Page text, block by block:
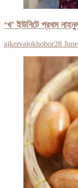
‘খ’ ইউনিটে প্রথম
ajkervalokhobor28